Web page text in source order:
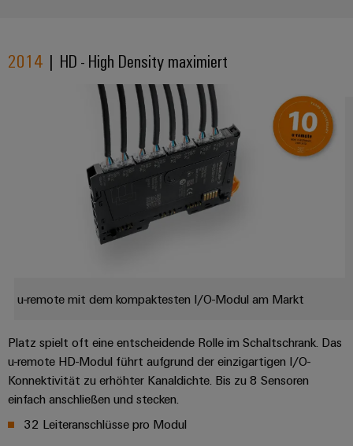
Weidmüller
Configurator
Digital
Engineering
2014 | HD - High Density maximiert
u-remote mit dem kompaktesten I/O-Modul am Markt
Platz spielt oft eine entscheidende Rolle im Schaltschrank. Das
u-remote HD-Modul führt aufgrund der einzigartigen I/O-
Konnektivität zu erhöhter Kanaldichte. Bis zu 8 Sensoren
einfach anschließen und stecken.
32 Leiteranschlüsse pro Modul